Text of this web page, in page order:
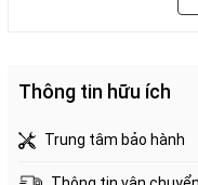
Trong những năm gần
nhà hàng, quán café và
đến từ vẻ ngoài sang
Thông tin hữu ích
Trung tâm bảo hành